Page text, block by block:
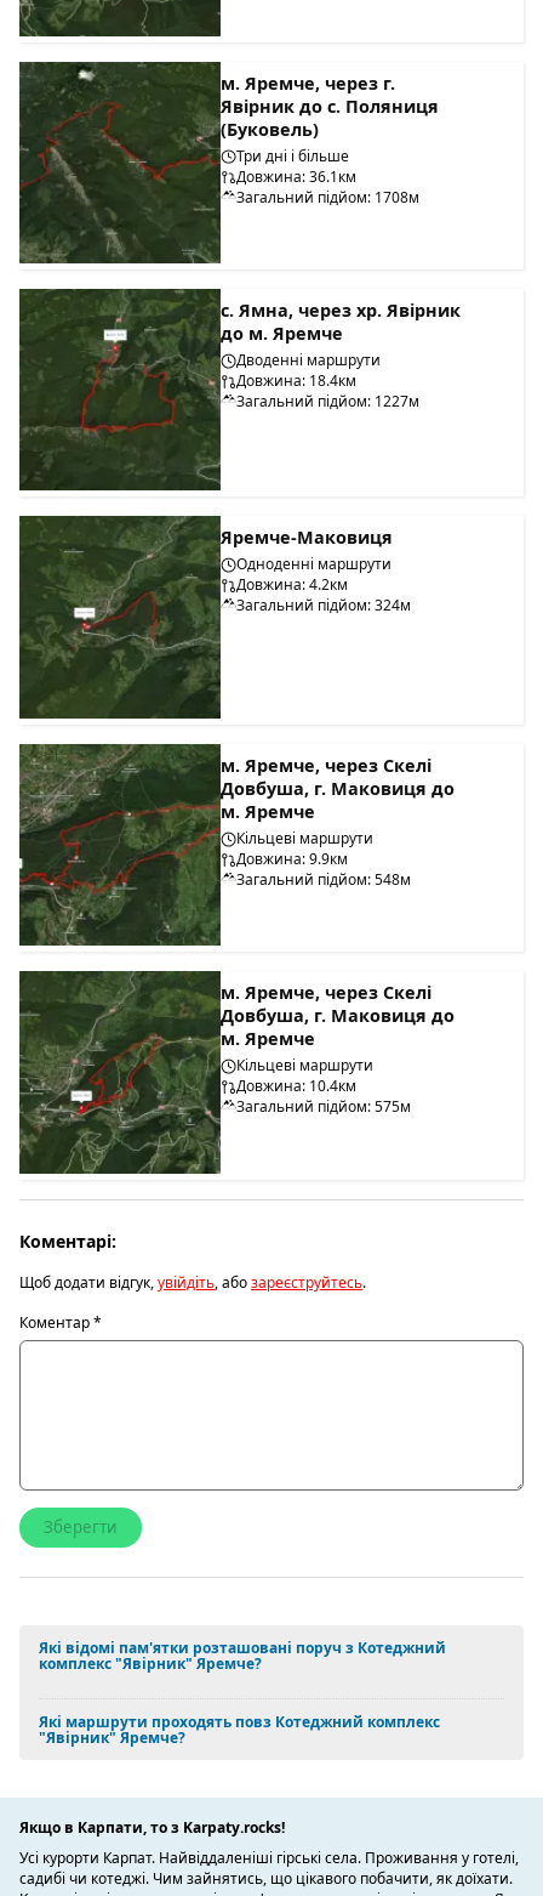
м. Яремче, через г.
Явірник до с. Поляниця
(Буковель)
Три дні і більше
Довжина: 36.1км
Загальний підйом: 1708м
с. Ямна, через хр. Явірник
до м. Яремче
Дводенні маршрути
Довжина: 18.4км
Загальний підйом: 1227м
Яремче-Маковиця
Одноденні маршрути
Довжина: 4.2км
Загальний підйом: 324м
м. Яремче, через Скелі
Довбуша, г. Маковиця до
м. Яремче
Кільцеві маршрути
Довжина: 9.9км
Загальний підйом: 548м
м. Яремче, через Скелі
Довбуша, г. Маковиця до
м. Яремче
Кільцеві маршрути
Довжина: 10.4км
Загальний підйом: 575м
Коментарі:
Щоб додати відгук,увійдіть, абозареєструйтесь.
Коментар*
Які відомі пам'ятки розташовані поруч з Котеджний
комплекс "Явірник" Яремче?
Які маршрути проходять повз Котеджний комплекс
"Явірник" Яремче?
Якщо в Карпати, то з Karpaty.rocks!
Усі курорти Карпат. Найвіддаленіші гірські села. Проживання у готелі,
садибі чи котеджі. Чим зайнятись, що цікавого побачити, як доїхати.